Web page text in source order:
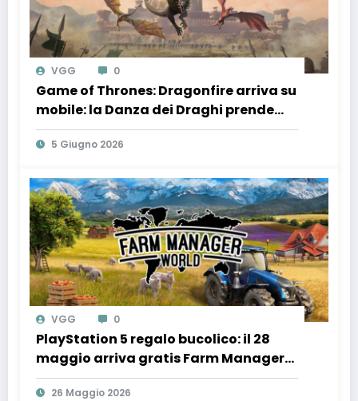
VGG 0
Game of Thrones: Dragonfire arriva su
mobile: la Danza dei Draghi prende
vita nei Sette Regni in un nuovo
strategico gratuito
5 Giugno 2026
VGG 0
PlayStation 5 regalo bucolico: il 28
maggio arriva gratis Farm Manager
World con il TGTech!
26 Maggio 2026